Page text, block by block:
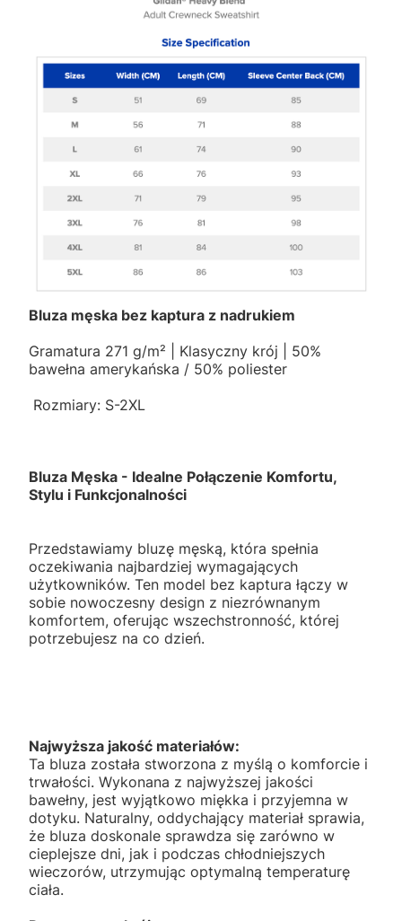
Bluza męska bez kaptura z nadrukiem
Gramatura 271 g/m² | Klasyczny krój | 50%
bawełna amerykańska / 50% poliester
Rozmiary: S-2XL
Bluza Męska - Idealne Połączenie Komfortu,
Stylu i Funkcjonalności
Przedstawiamy bluzę męską, która spełnia
oczekiwania najbardziej wymagających
użytkowników. Ten model bez kaptura łączy w
sobie nowoczesny design z niezrównanym
komfortem, oferując wszechstronność, której
potrzebujesz na co dzień.
Najwyższa jakość materiałów:
Ta bluza została stworzona z myślą o komforcie i
trwałości. Wykonana z najwyższej jakości
bawełny, jest wyjątkowo miękka i przyjemna w
dotyku. Naturalny, oddychający materiał sprawia,
że bluza doskonale sprawdza się zarówno w
cieplejsze dni, jak i podczas chłodniejszych
wieczorów, utrzymując optymalną temperaturę
ciała.